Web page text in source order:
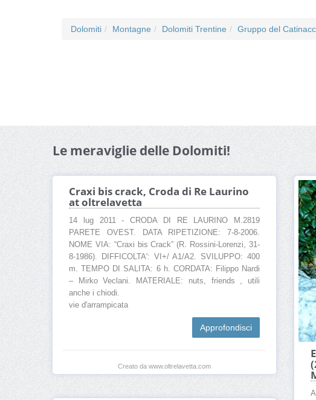
Dolomiti Montagne Dolomiti Trentine Gruppo del
Le meraviglie delle Dolomiti!
Craxi bis crack, Croda di Re Laurino
at oltrelavetta
14 lug 2011 - CRODA DI RE LAURINO M.2819
PARETE OVEST. DATA RIPETIZIONE: 7-8-2006.
NOME VIA: “Craxi bis Crack” (R. Rossini-Lorenzi, 31-
8-1986). DIFFICOLTA': VI+/ A1/A2. SVILUPPO: 400
m. TEMPO DI SALITA: 6 h. CORDATA: Filippo Nardi
– Mirko Veclani. MATERIALE: nuts, friends , utili
anche i chiodi.
vie d'arrampicata
Approfondisci
Creato da www.oltrelavetta.com